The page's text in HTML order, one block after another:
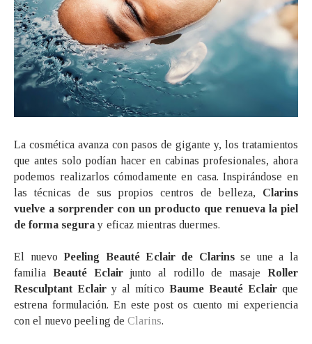
La cosmética avanza con pasos de gigante y, los tratamientos
que antes solo podían hacer en cabinas profesionales, ahora
podemos realizarlos cómodamente en casa. Inspirándose en
las técnicas de sus propios centros de belleza, Clarins
vuelve a sorprender con un producto que renueva la piel
de forma segura y eficaz mientras duermes.
El nuevoPeeling Beauté Eclair de Clarinsse une a la
familia Beauté Eclairjunto al rodillo de masaje Roller
Resculptant Eclair y al mítico Baume Beauté Eclairque
estrena formulación. En este post os cuento mi experiencia
con el nuevo peeling de Clarins.